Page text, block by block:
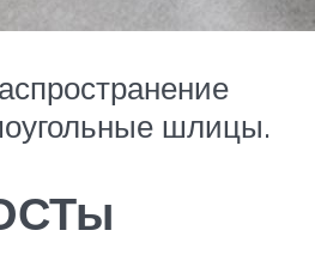
шлицы.